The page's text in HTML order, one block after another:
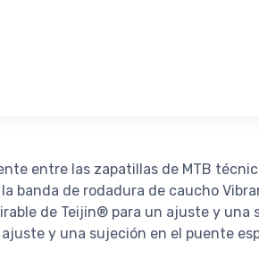
entre las zapatillas de MTB
banda de rodadura de caucho
de Teijin® para un ajuste y una
y una sujeción en el puente